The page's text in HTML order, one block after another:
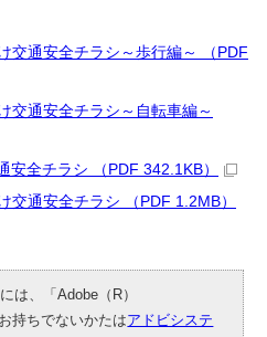
交通安全チラシ～歩行編～ （PDF
交通安全チラシ～自転車編～
安全チラシ （PDF 342.1KB）
交通安全チラシ （PDF 1.2MB）
は、「Adobe（R）
持ちでないかたはアドビシステ